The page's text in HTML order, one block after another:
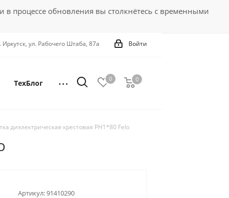
процессе обновления вы столкнётесь с временными
Войти
Иркутск, ул. Рабочего Штаба, 87а
0 0
0
ТехБлог
диэлектрическая крестовая PH1*80 Felo
Артикул:91410290